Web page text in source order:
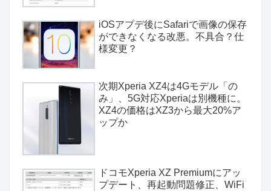
iOSアプデ後にSafariで画像の保存
ができなくなる改悪。不具合？仕
様変更？
次期Xperia XZ4は4Gモデル「の
み」、5G対応Xperiaは別機種に。
XZ4の価格はXZ3から最大20%ア
ップか
ドコモXperia XZ Premiumにアッ
プデート、再起動問題修正、WiFi